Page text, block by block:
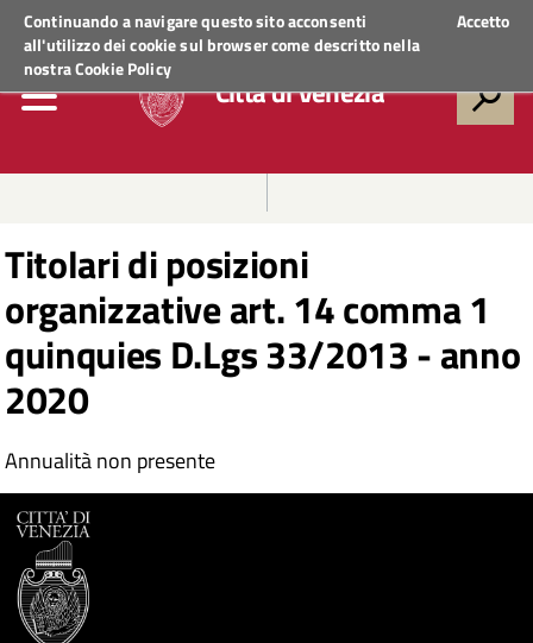
Continuando a navigare questo sito acconsenti
all'utilizzo dei cookie sul browser come descritto nella
nostraCookie Policy
Accetto
Regione VenetoACCEDI AI SERVIZI
Città di Venezia
Titolari di posizioni
organizzative art. 14 comma 1
quinquies D.Lgs 33/2013 - anno
2020
Annualità non presente